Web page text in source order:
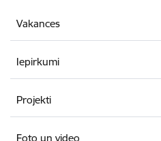
Vakances
Iepirkumi
Projekti
Foto un video